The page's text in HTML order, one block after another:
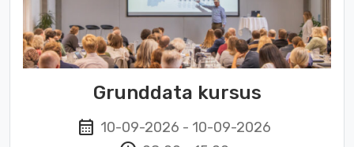
Grunddata kursus
calendar_month 10-09-2026 - 10-09-2026